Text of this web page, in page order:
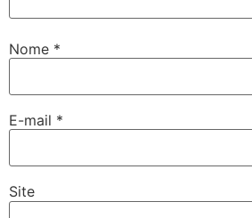
Nome *
E-mail *
Site